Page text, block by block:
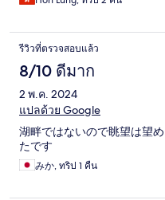
รีวิวที่ตรวจสอบแล้ว
8/10 ดีมาก
2 พ.ค. 2024
แปลด้วย Google
湖畔ではないので眺望は望
たです
みか, ทริป 1 คืน